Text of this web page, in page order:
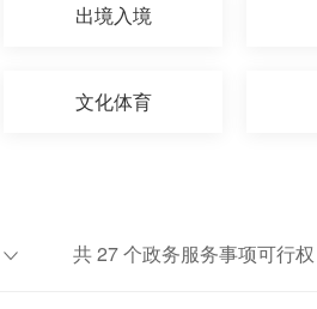
出境入境
文化体育
共27个政务服务事项可行权